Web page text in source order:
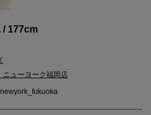
/ 177cm
ューヨーク福岡店